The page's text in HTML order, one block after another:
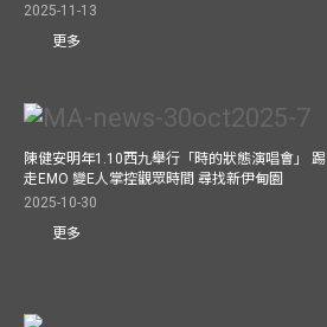
2025-11-13
更多
陳健安明年1.10西九舉行「時的狀態演唱會」 踢
走EMO 變E人掌控觀眾時間 尋找新伊甸園
2025-10-30
更多